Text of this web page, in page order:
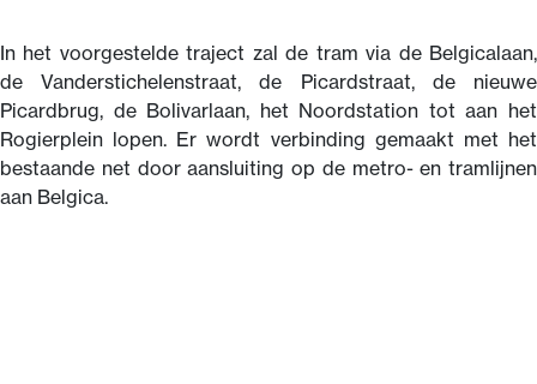
In het voorgestelde traject zal de tram via de Belgicalaan,
de Vanderstichelenstraat, de Picardstraat, de nieuwe
Picardbrug, de Bolivarlaan, het Noordstation tot aan het
Rogierplein lopen. Er wordt verbinding gemaakt met het
bestaande net door aansluiting op de metro- en tramlijnen
aan Belgica.